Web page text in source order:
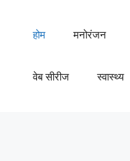
होम मनोरंजन
वेब सीरीज स्वास्थ्य